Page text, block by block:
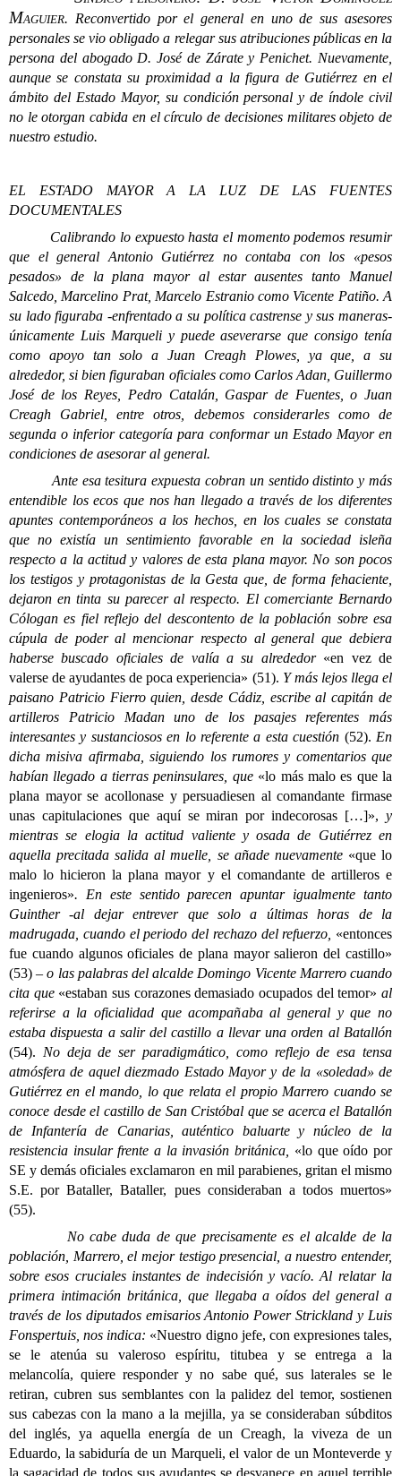
Maguier. Reconvertido por el general en uno de sus asesores
personales se vio obligado a relegar sus atribuciones públicas en la
persona del abogado D. José de Zárate y Penichet. Nuevamente,
aunque se constata su proximidad a la figura de Gutiérrez en el
ámbito del Estado Mayor, su condición personal y de índole civil
no le otorgan cabida en el círculo de decisiones militares objeto de
nuestro estudio.
EL ESTADO MAYOR A LA LUZ DE LAS FUENTES
DOCUMENTALES
Calibrando lo expuesto hasta el momento podemos resumir
que el general Antonio Gutiérrez no contaba con los «pesos
pesados» de la plana mayor al estar ausentes tanto Manuel
Salcedo, Marcelino Prat, Marcelo Estranio como Vicente Patiño. A
su lado figuraba -enfrentado a su política castrense y sus maneras-
únicamente Luis Marqueli y puede aseverarse que consigo tenía
como apoyo tan solo a Juan Creagh Plowes, ya que, a su
alrededor, si bien figuraban oficiales como Carlos Adan, Guillermo
José de los Reyes, Pedro Catalán, Gaspar de Fuentes, o Juan
Creagh Gabriel, entre otros, debemos considerarles como de
segunda o inferior categoría para conformar un Estado Mayor en
condiciones de asesorar al general.
Ante esa tesitura expuesta cobran un sentido distinto y más
entendible los ecos que nos han llegado a través de los diferentes
apuntes contemporáneos a los hechos, en los cuales se constata
que no existía un sentimiento favorable en la sociedad isleña
respecto a la actitud y valores de esta plana mayor. No son pocos
los testigos y protagonistas de la Gesta que, de forma fehaciente,
dejaron en tinta su parecer al respecto. El comerciante Bernardo
Cólogan es fiel reflejo del descontento de la población sobre esa
cúpula de poder al mencionar respecto al general que debiera
haberse buscado oficiales de valía a su alrededor «en vez de
valerse de ayudantes de poca experiencia» (51). Y más lejos llega el
paisano Patricio Fierro quien, desde Cádiz, escribe al capitán de
artilleros Patricio Madan uno de los pasajes referentes más
interesantes y sustanciosos en lo referente a esta cuestión (52). En
dicha misiva afirmaba, siguiendo los rumores y comentarios que
habían llegado a tierras peninsulares, que «lo más malo es que la
plana mayor se acollonase y persuadiesen al comandante firmase
unas capitulaciones que aquí se miran por indecorosas […]», y
mientras se elogia la actitud valiente y osada de Gutiérrez en
aquella precitada salida al muelle, se añade nuevamente «que lo
malo lo hicieron la plana mayor y el comandante de artilleros e
ingenieros». En este sentido parecen apuntar igualmente tanto
Guinther -al dejar entrever que solo a últimas horas de la
madrugada, cuando el periodo del rechazo del refuerzo, «entonces
fue cuando algunos oficiales de plana mayor salieron del castillo»
(53) – o las palabras del alcalde Domingo Vicente Marrero cuando
cita que «estaban sus corazones demasiado ocupados del temor» al
referirse a la oficialidad que acompañaba al general y que no
estaba dispuesta a salir del castillo a llevar una orden al Batallón
(54). No deja de ser paradigmático, como reflejo de esa tensa
atmósfera de aquel diezmado Estado Mayor y de la «soledad» de
Gutiérrez en el mando, lo que relata el propio Marrero cuando se
conoce desde el castillo de San Cristóbal que se acerca el Batallón
de Infantería de Canarias, auténtico baluarte y núcleo de la
resistencia insular frente a la invasión británica, «lo que oído por
SE y demás oficiales exclamaron en mil parabienes, gritan el mismo
S.E. por Bataller, Bataller, pues consideraban a todos muertos»
(55).
No cabe duda de que precisamente es el alcalde de la
población, Marrero, el mejor testigo presencial, a nuestro entender,
sobre esos cruciales instantes de indecisión y vacío. Al relatar la
primera intimación británica, que llegaba a oídos del general a
través de los diputados emisarios Antonio Power Strickland y Luis
Fonspertuis, nos indica: «Nuestro digno jefe, con expresiones tales,
se le atenúa su valeroso espíritu, titubea y se entrega a la
melancolía, quiere responder y no sabe qué, sus laterales se le
retiran, cubren sus semblantes con la palidez del temor, sostienen
sus cabezas con la mano a la mejilla, ya se consideraban súbditos
del inglés, ya aquella energía de un Creagh, la viveza de un
Eduardo, la sabiduría de un Marqueli, el valor de un Monteverde y
la sagacidad de todos sus ayudantes se desvanece en aquel terrible